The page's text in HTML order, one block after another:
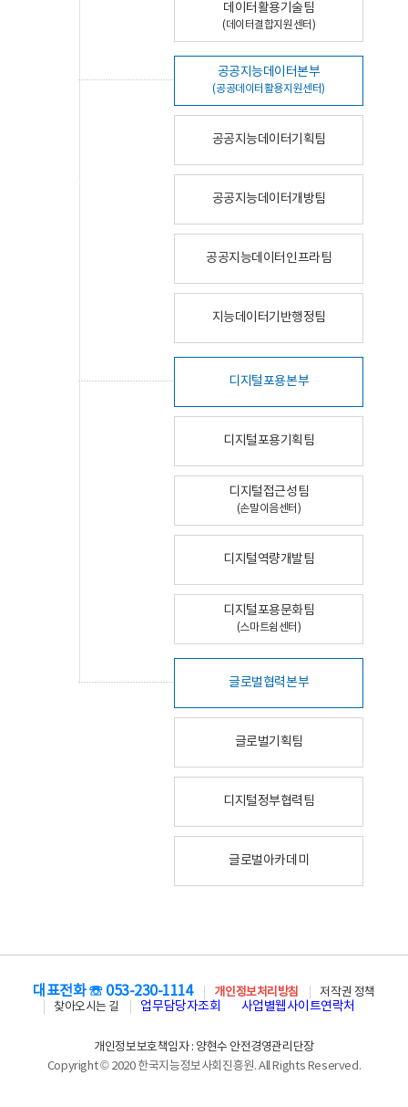
데이터활용기술팀
(데이터결합지원센터)
공공지능데이터본부
(공공데이터활용지원센터)
공공지능데이터기획팀
공공지능데이터개방팀
공공지능데이터인프라팀
지능데이터기반행정팀
디지털포용본부
디지털포용기획팀
디지털접근성팀
(손말이음센터)
디지털역량개발팀
디지털포용문화팀
(스마트쉼센터)
글로벌협력본부
글로벌기획팀
디지털정부협력팀
글로벌아카데미
대표전화 ☏ 053-230-1114 개인정보처리방침
저작권 정책
찾아오시는 길
업무담당자조회 사업별웹사이트연락처
개인정보보호책임자 : 양현수 안전경영관리단장
Copyright © 2020 한국지능정보사회진흥원. All Rights Reserved.